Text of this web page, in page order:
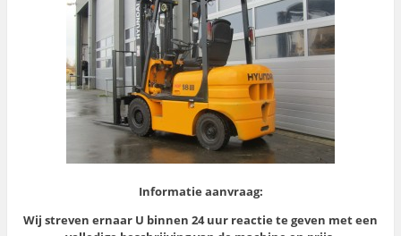
Informatie aanvraag:
Wij streven ernaar U binnen 24 uur reactie te geven met een